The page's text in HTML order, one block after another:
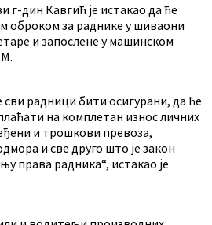
г-дин Кавгић је истакао да ће
оброком за раднике у шиваони
и запослене у машинском
сви радници бити осигурани, да ће
на комплетан износ личних
и трошкови превоза,
и све друго што је закон
права радника“, истакао је